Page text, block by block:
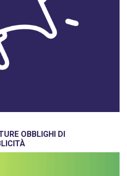
OBBLIGHI DI